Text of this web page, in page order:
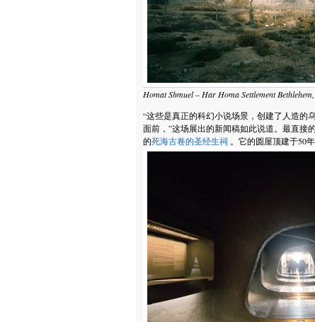
Homat Shmuel – Har Homa Settlement
“这些是真正的科幻小说场景，创建了人造的
面前，”这场展出的新闻稿如此说道。最直接
的死海古卷的圣经生祠 。它的圆屋顶建于50